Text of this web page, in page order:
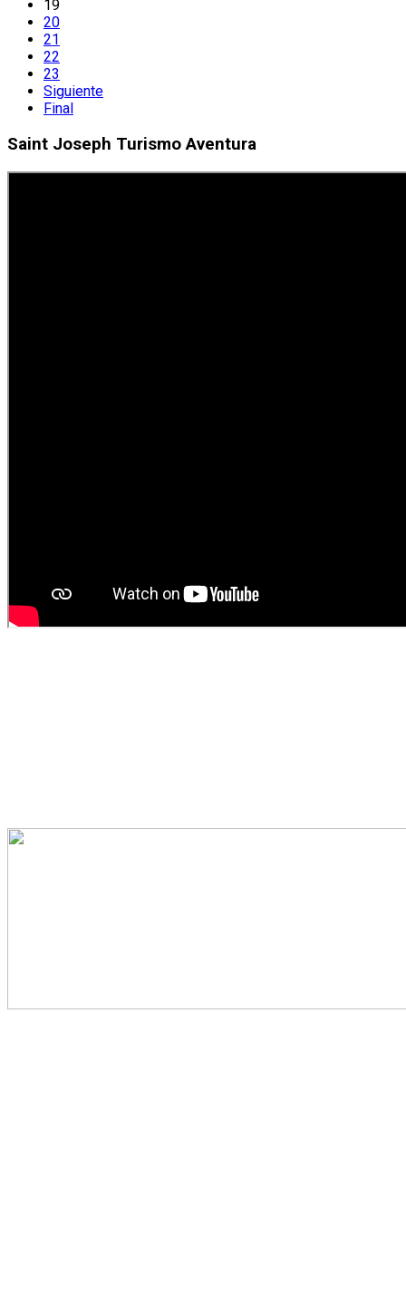
19
20
21
22
23
Siguiente
Final
Saint Joseph Turismo Aventura